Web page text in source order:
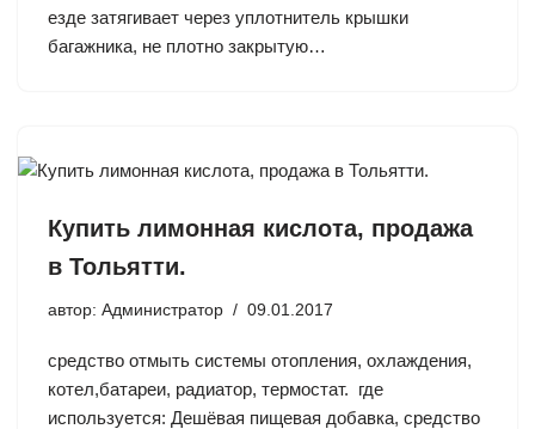
езде затягивает через уплотнитель крышки
багажника, не плотно закрытую…
Купить лимонная кислота, продажа
в Тольятти.
автор: Администратор 09.01.2017
средство отмыть системы отопления, охлаждения,
котел,батареи, радиатор, термостат. где
используется: Дешёвая пищевая добавка, средство